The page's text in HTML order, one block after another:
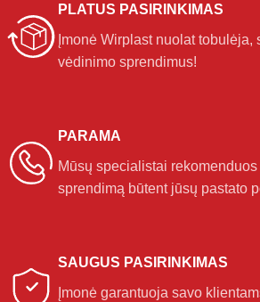
PLATUS PASIRINKIMAS
Įmonė Wirplast nuolat
vėdinimo sprendimus!
PARAMA
Mūsų specialistai
sprendimą būtent jūsų pastato
SAUGUS PASIRINKIMAS
Įmonė garantuoja savo